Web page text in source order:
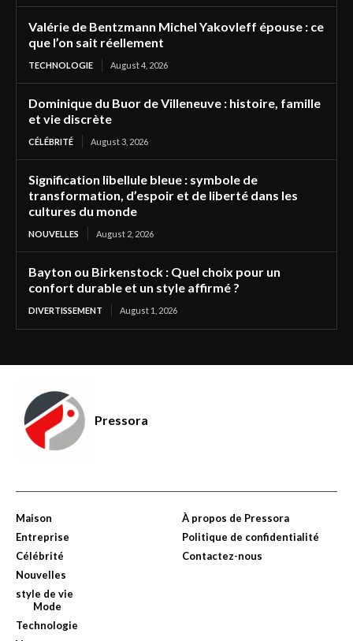
Valérie de Bentzmann Michel Yakovleff épouse : ce
que l’on sait réellement
TECHNOLOGIE August 4, 2026
Dominique du Buor de Villeneuve : histoire, famille
et vie discrète
CÉLÉBRITÉ August 3, 2026
Signification libellule bleue : symbole de
transformation, d’espoir et de liberté dans les
cultures du monde
NOUVELLES August 2, 2026
Bayton ou Birkenstock : Quel choix pour un
confort durable et un style affirmé ?
DIVERTISSEMENT August 1, 2026
Pressora
Maison
Entreprise
Célébrité
Nouvelles
style de vie
Mode
Technologie
À propos de Pressora
Politique de confidentialité
Contactez-nous